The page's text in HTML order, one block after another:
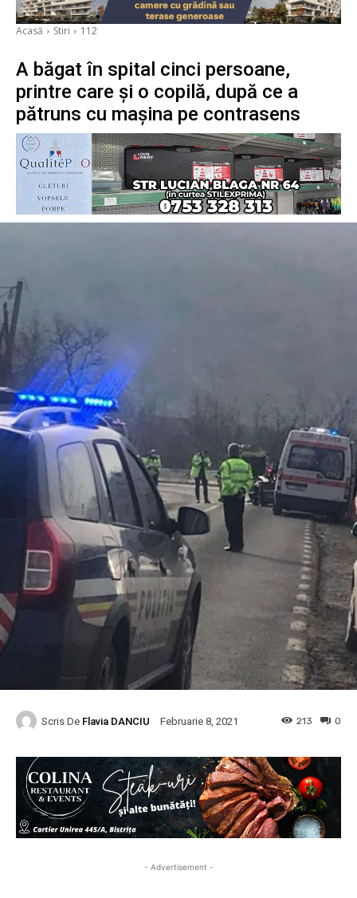
Acasă Stiri 112
A băgat în spital cinci persoane,
printre care și o copilă, după ce a
pătruns cu mașina pe contrasens
Scris De Flavia DANCIU Februarie 8, 2021 0
213
- Advertisement -